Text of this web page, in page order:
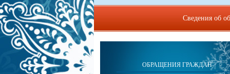
ОБРАЩЕНИЯ ГРАЖДАН
Сведения об